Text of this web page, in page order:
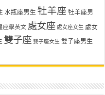
水瓶座男生 牡羊座 牡羊座男
座學英文 處女座 處女座女生 處女
雙子座 雙子座女生 雙子座男生